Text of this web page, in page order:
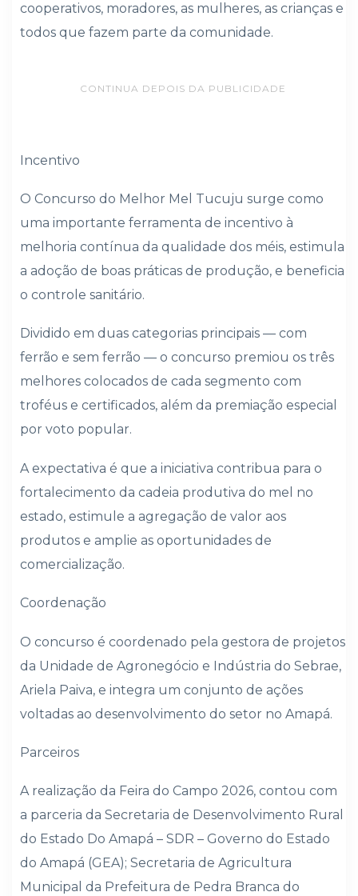
cooperativos, moradores, as mulheres, as crianças e
todos que fazem parte da comunidade.
CONTINUA DEPOIS DA PUBLICIDADE
Incentivo
O Concurso do Melhor Mel Tucuju surge como
uma importante ferramenta de incentivo à
melhoria contínua da qualidade dos méis, estimula
a adoção de boas práticas de produção, e beneficia
o controle sanitário.
Dividido em duas categorias principais — com
ferrão e sem ferrão — o concurso premiou os três
melhores colocados de cada segmento com
troféus e certificados, além da premiação especial
por voto popular.
A expectativa é que a iniciativa contribua para o
fortalecimento da cadeia produtiva do mel no
estado, estimule a agregação de valor aos
produtos e amplie as oportunidades de
comercialização.
Coordenação
O concurso é coordenado pela gestora de projetos
da Unidade de Agronegócio e Indústria do Sebrae,
Ariela Paiva, e integra um conjunto de ações
voltadas ao desenvolvimento do setor no Amapá.
Parceiros
A realização da Feira do Campo 2026, contou com
a parceria da Secretaria de Desenvolvimento Rural
do Estado Do Amapá – SDR – Governo do Estado
do Amapá (GEA); Secretaria de Agricultura
Municipal da Prefeitura de Pedra Branca do